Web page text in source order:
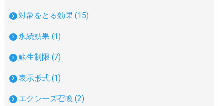
対象をとる効果 (15)
永続効果 (1)
蘇生制限 (7)
表示形式 (1)
エクシーズ召喚 (2)